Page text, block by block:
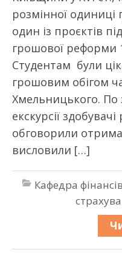
розмінної одиниці
один із проєктів
грошової реформи
Студентам були
грошовим обігом
Хмельницького. По
екскурсії
обговорили
висловили […]
Кафедра